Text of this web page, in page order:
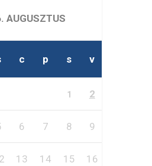
AUGUSZTUS
c p s v
1 2
6 7 8 9
13 14 15 16